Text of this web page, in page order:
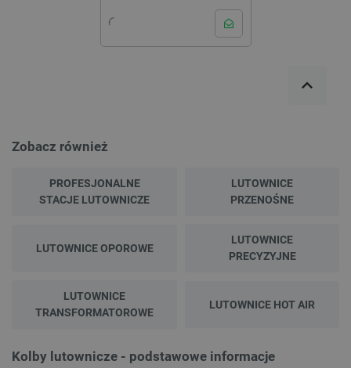
Zobacz również
PROFESJONALNE
STACJE LUTOWNICZE
LUTOWNICE
PRZENOŚNE
LUTOWNICE OPOROWE
LUTOWNICE
PRECYZYJNE
LUTOWNICE
TRANSFORMATOROWE
LUTOWNICE HOT AIR
Kolby lutownicze - podstawowe informacje